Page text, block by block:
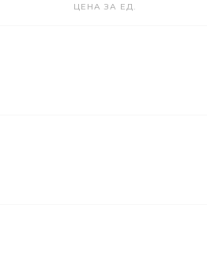
ЦЕНА ЗА ЕД.